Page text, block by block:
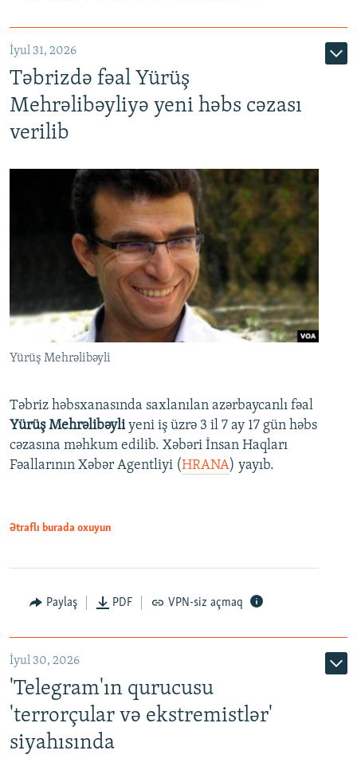
İyul 31, 2026
Təbrizdə fəal Yürüş
Mehrəlibəyliyə yeni həbs cəzası
verilib
Yürüş Mehrəlibəyli
Təbriz həbsxanasında saxlanılan azərbaycanlı fəal
Yürüş Mehrəlibəyliyeni iş üzrə 3 il 7 ay 17 gün həbs
cəzasına məhkum edilib. Xəbəri İnsan Haqları
Fəallarının Xəbər Agentliyi (HRANA) yayıb.
Ətraflı burada oxuyun
Paylaş PDF VPN-siz açmaq
İyul 30, 2026
'Telegram'ın qurucusu
'terrorçular və ekstremistlər'
siyahısında